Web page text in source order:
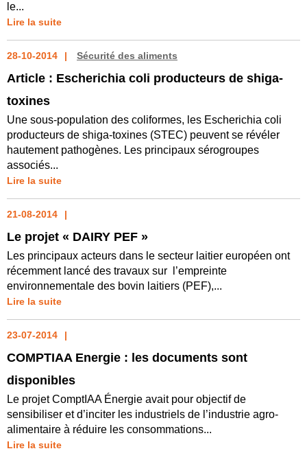
le...
Lire la suite
28-10-2014 Sécurité des aliments
Article : Escherichia coli producteurs de shiga-
toxines
Une sous-population des coliformes, les Escherichia coli
producteurs de shiga-toxines (STEC) peuvent se révéler
hautement pathogènes. Les principaux sérogroupes
associés...
Lire la suite
21-08-2014
Le projet « DAIRY PEF »
Les principaux acteurs dans le secteur laitier européen ont
récemment lancé des travaux sur l’empreinte
environnementale des bovin laitiers (PEF),...
Lire la suite
23-07-2014
COMPTIAA Energie : les documents sont
disponibles
Le projet ComptIAA Énergie avait pour objectif de
sensibiliser et d’inciter les industriels de l’industrie agro-
alimentaire à réduire les consommations...
Lire la suite